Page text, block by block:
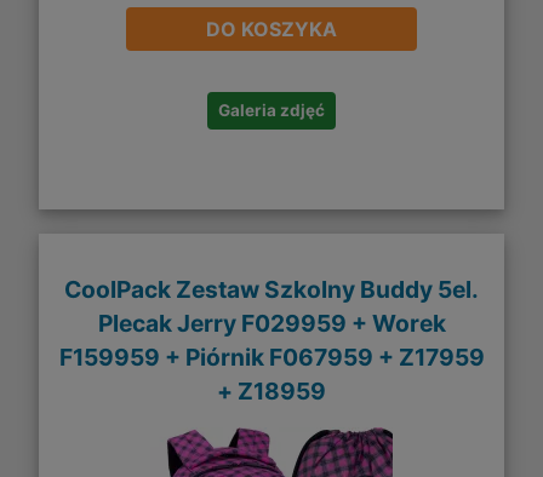
DO KOSZYKA
Galeria zdjęć
CoolPack Zestaw Szkolny Buddy 5el.
Plecak Jerry F029959 + Worek
F159959 + Piórnik F067959 + Z17959
+ Z18959